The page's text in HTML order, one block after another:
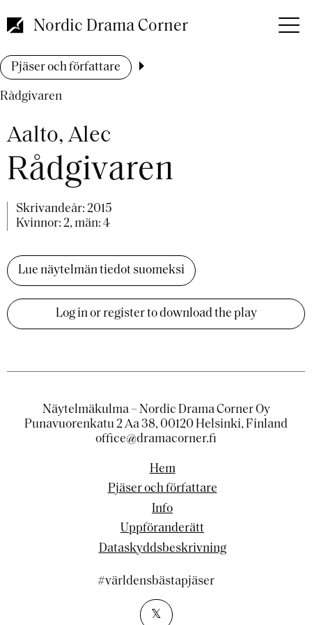
till
huvudinnehåll
Nordic Drama Corner
Länkstig
Pjäser och författare
Rådgivaren
Aalto, Alec
Rådgivaren
Skrivandeår: 2015
Kvinnor: 2, män: 4
Lue näytelmän tiedot suomeksi
Log in or register to download the play
Näytelmäkulma – Nordic Drama Corner Oy
Punavuorenkatu 2 Aa 38, 00120 Helsinki, Finland
office@dramacorner.fi
Hem
Pjäser och författare
Info
Uppföranderätt
Dataskyddsbeskrivning
#världensbästapjäser
𝕏